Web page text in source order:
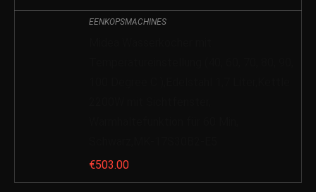
EENKOPSMACHINES
€503.00